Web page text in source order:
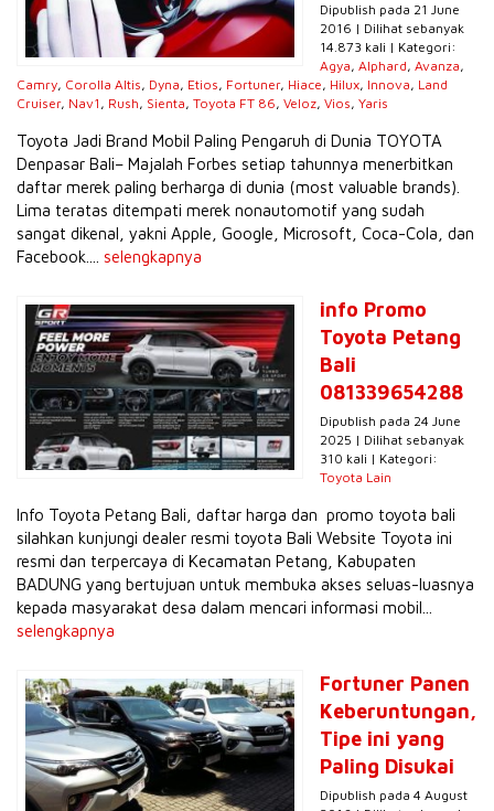
Dipublish pada 21 June
2016 | Dilihat sebanyak
14.873 kali | Kategori:
Agya, Alphard, Avanza,
Camry, Corolla Altis, Dyna, Etios, Fortuner, Hiace, Hilux, Innova, Land
Cruiser, Nav1 , Rush, Sienta, Toyota FT 86, Veloz, Vios, Yaris
Toyota Jadi Brand Mobil Paling Pengaruh di Dunia TOYOTA
Denpasar Bali– Majalah Forbes setiap tahunnya menerbitkan
daftar merek paling berharga di dunia (most valuable brands).
Lima teratas ditempati merek nonautomotif yang sudah
sangat dikenal, yakni Apple, Google, Microsoft, Coca-Cola, dan
Facebook.... selengkapnya
info Promo
Toyota Petang
Bali
081339654288
Dipublish pada 24 June
2025 | Dilihat sebanyak
310 kali | Kategori:
Toyota Lain
Info Toyota Petang Bali, daftar harga dan promo toyota bali
silahkan kunjungi dealer resmi toyota Bali Website Toyota ini
resmi dan terpercaya di Kecamatan Petang, Kabupaten
BADUNG yang bertujuan untuk membuka akses seluas-luasnya
kepada masyarakat desa dalam mencari informasi mobil...
selengkapnya
Fortuner Panen
Keberuntungan,
Tipe ini yang
Paling Disukai
Dipublish pada 4 August